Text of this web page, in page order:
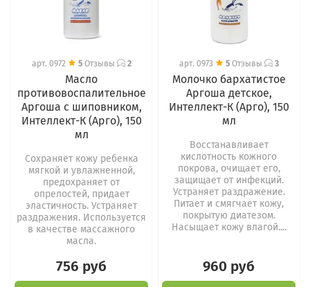
арт. 0972 5Отзывы 2
Масло
противовоспалительное
Аргоша с шиповником,
Интеллект-К (Арго), 150
мл
Cохраняет кожу ребенка
мягкой и увлажненной,
предохраняет от
опрелостей, придает
эластичность. Устраняет
раздражения. Используется
в качестве массажного
масла.
756 руб
арт. 0973 5Отзывы 3
Молочко бархатистое
Аргоша детское,
Интеллект-К (Арго), 150
мл
Восстанавливает
кислотность кожного
покрова, очищает его,
защищает от инфекций.
Устраняет раздражение.
Питает и смягчает кожу,
покрытую диатезом.
Насыщает кожу влагой....
960 руб